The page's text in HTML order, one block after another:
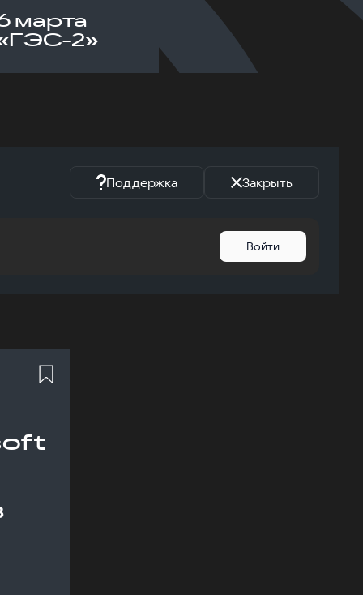
марта
2»
Поддержка Закрыть
Войти